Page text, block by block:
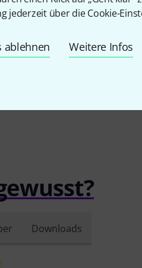
jederzeit über die Cookie-
ablehnen Weitere Infos
28 CHF
Downloads